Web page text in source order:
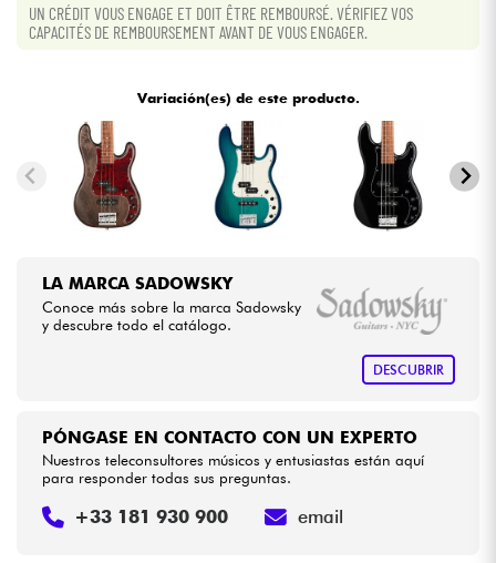
UN CRÉDIT VOUS ENGAGE ET DOIT ÊTRE REMBOURSÉ. VÉRIFIEZ VOS
CAPACITÉS DE REMBOURSEMENT AVANT DE VOUS ENGAGER.
Variación(es) de este producto.
LA MARCA SADOWSKY
Conoce más sobre la marca Sadowsky
y descubre todo el catálogo.
DESCUBRIR
PÓNGASE EN CONTACTO CON UN EXPERTO
Nuestros teleconsultores músicos y entusiastas están aquí
para responder todas sus preguntas.
+33 181 930 900 email